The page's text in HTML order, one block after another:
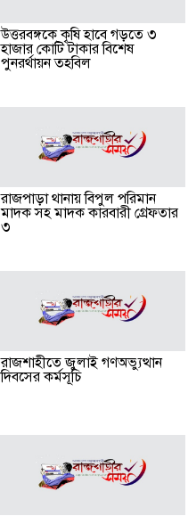
উত্তরবঙ্গকে কৃষি হাবে গড়তে ৩
হাজার কোটি টাকার বিশেষ
পুনরর্থায়ন তহবিল
রাজপাড়া থানায় বিপুল পরিমান
মাদক সহ মাদক কারবারী গ্রেফতার
৩
রাজশাহীতে জুলাই গণঅভ্যুত্থান
দিবসের কর্মসূচি